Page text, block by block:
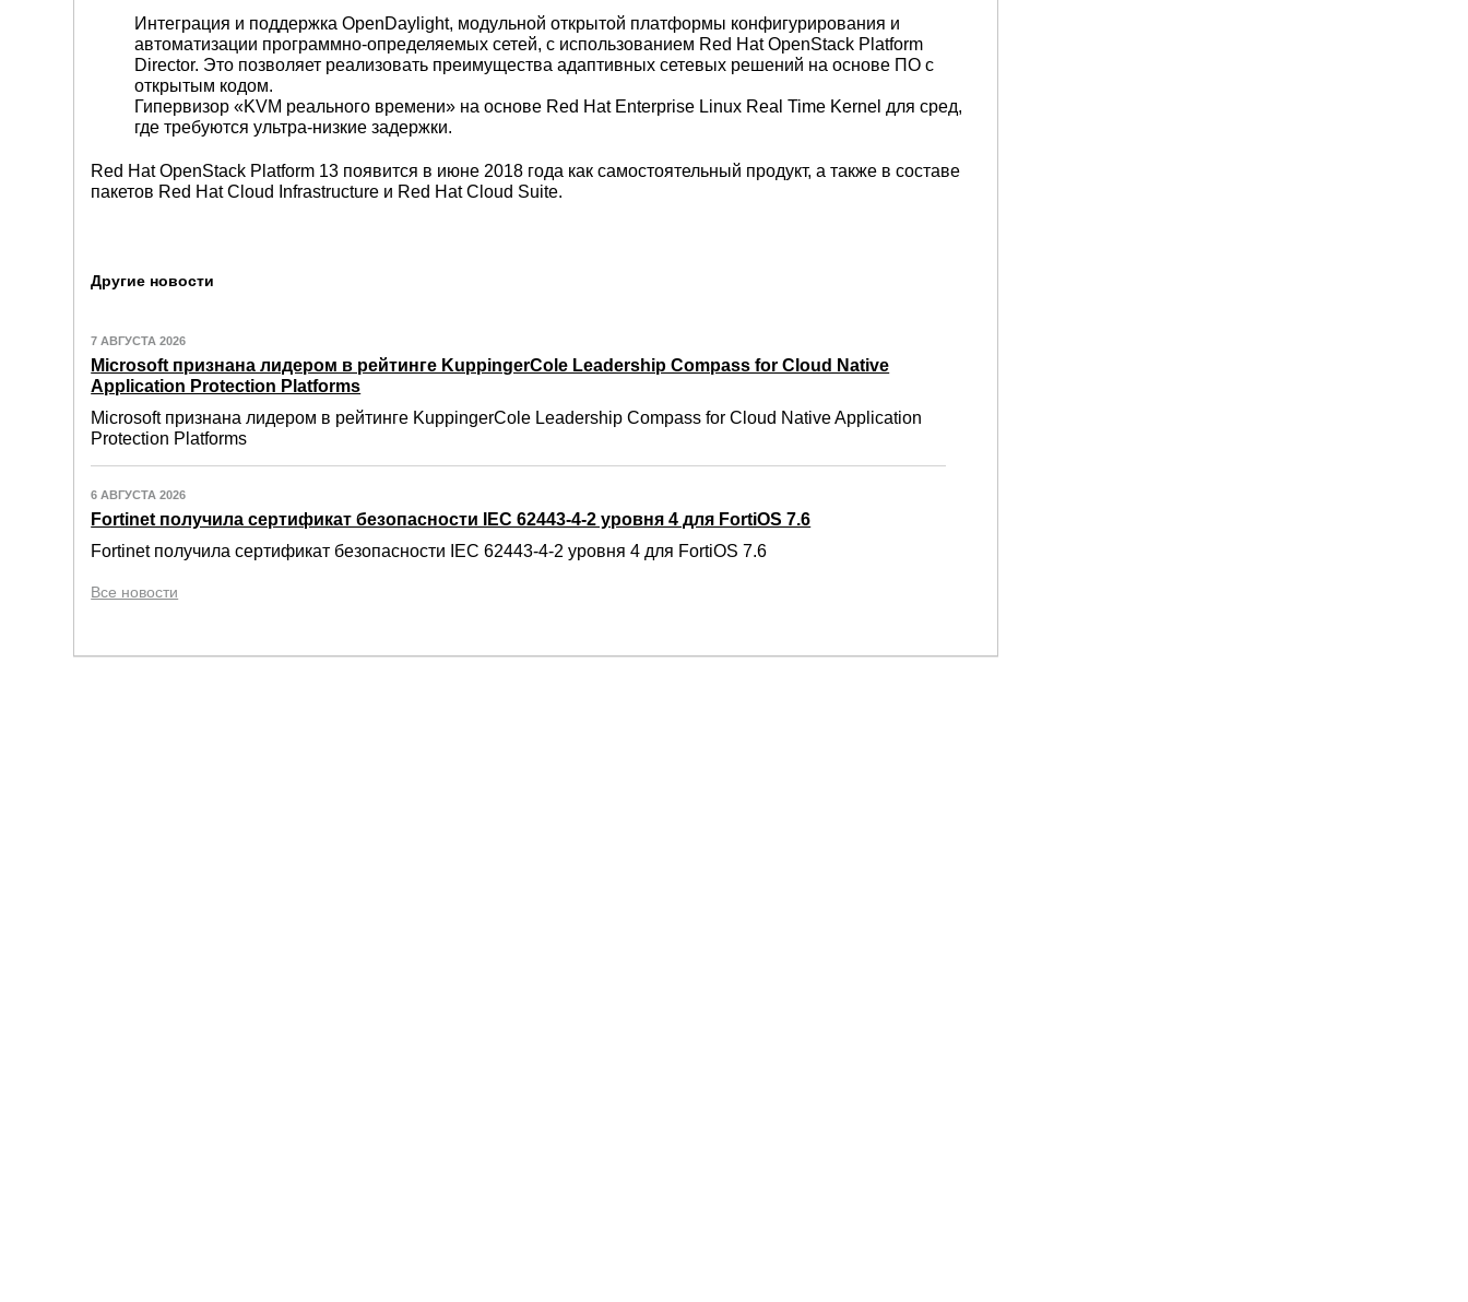
Интеграция и поддержка OpenDaylight, модульной открытой платформы конфигурирования и
автоматизации программно-определяемых сетей, с использованием Red Hat OpenStack Platform
Director. Это позволяет реализовать преимущества адаптивных сетевых решений на основе ПО с
открытым кодом.
Гипервизор «KVM реального времени» на основе Red Hat Enterprise Linux Real Time Kernel для сред,
где требуются ультра-низкие задержки.
Red Hat OpenStack Platform 13 появится в июне 2018 года как самостоятельный продукт, а также в составе
пакетов Red Hat Cloud Infrastructure и Red Hat Cloud Suite.
Другие новости
7 АВГУСТА 2026
Microsoft признана лидером в рейтинге KuppingerCole Leadership Compass for Cloud Native
Application Protection Platforms
Microsoft признана лидером в рейтинге KuppingerCole Leadership Compass for Cloud Native Application
Protection Platforms
6 АВГУСТА 2026
Fortinet получила сертификат безопасности IEC 62443-4-2 уровня 4 для FortiOS 7.6
Fortinet получила сертификат безопасности IEC 62443-4-2 уровня 4 для FortiOS 7.6
Все новости